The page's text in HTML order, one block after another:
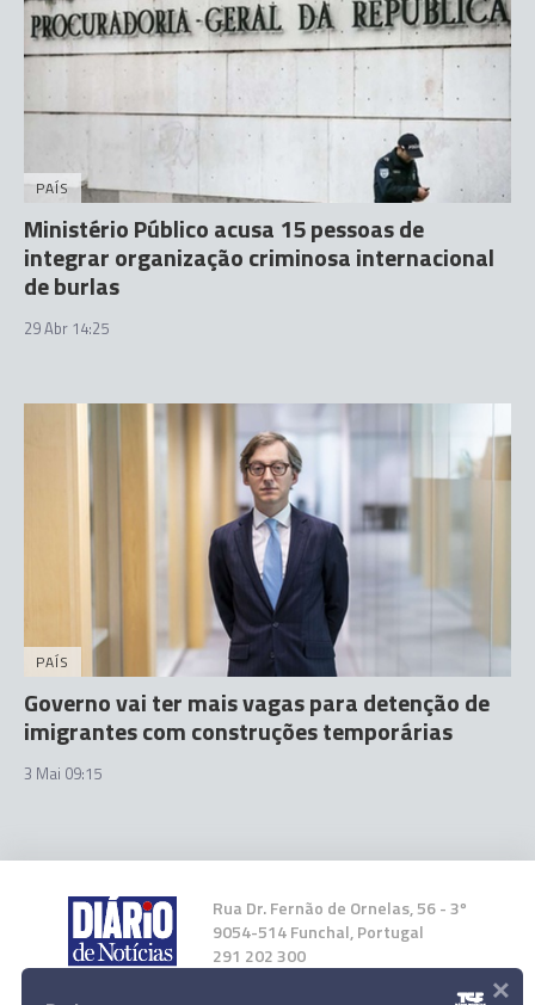
PAÍS
Ministério Público acusa 15 pessoas de
integrar organização criminosa internacional
de burlas
29 Abr 14:25
PAÍS
Governo vai ter mais vagas para detenção de
imigrantes com construções temporárias
3 Mai 09:15
Rua Dr. Fernão de Ornelas, 56 - 3º
9054-514 Funchal, Portugal
291 202 300
×